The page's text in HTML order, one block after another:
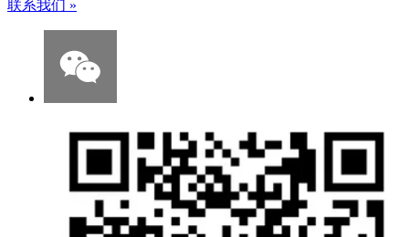
联系我们 »